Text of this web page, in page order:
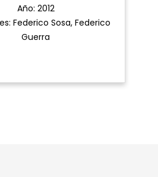
Año: 2012
Federico Sosa, Federico
Guerra